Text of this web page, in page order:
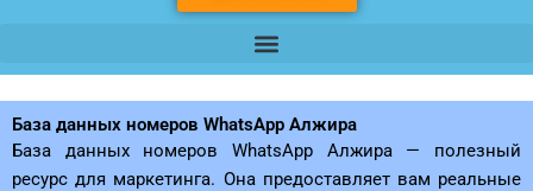
База данных номеров WhatsApp Алжира
База данных номеров WhatsApp Алжира — полезный
ресурс для маркетинга. Она предоставляет вам реальные